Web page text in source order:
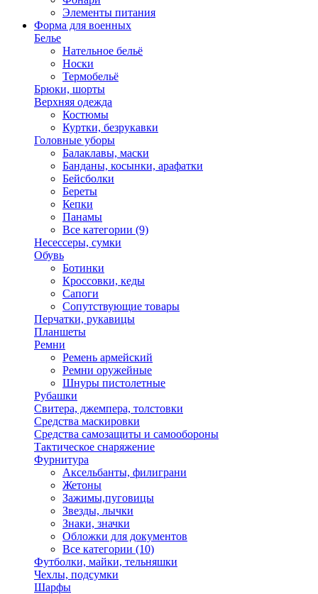
Элементы питания
Форма для военных
Белье
Нательное бельё
Носки
Термобельё
Брюки, шорты
Верхняя одежда
Костюмы
Куртки, безрукавки
Головные уборы
Балаклавы, маски
Банданы, косынки, арафатки
Бейсболки
Береты
Кепки
Панамы
Все категории (9)
Несессеры, сумки
Обувь
Ботинки
Кроссовки, кеды
Сапоги
Сопутствующие товары
Перчатки, рукавицы
Планшеты
Ремни
Ремень армейский
Ремни оружейные
Шнуры пистолетные
Рубашки
Свитера, джемпера, толстовки
Средства маскировки
Средства самозащиты и самообороны
Тактическое снаряжение
Фурнитура
Аксельбанты, филиграни
Жетоны
Зажимы,пуговицы
Звезды, лычки
Знаки, значки
Обложки для документов
Все категории (10)
Футболки, майки, тельняшки
Чехлы, подсумки
Шарфы